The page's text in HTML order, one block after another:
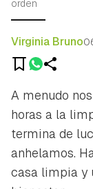
orden
Virginia Bruno
A menudo
horas a la
termina de
anhelamos.
casa limpia y